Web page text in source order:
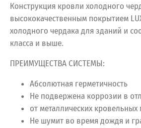
Конструкция кровли холодного
высококачественным покрытием
холодного чердака для зданий и
класса и выше.
ПРЕИМУЩЕСТВА СИСТЕМЫ:
Абсолютная герметичность
Не подвержена коррозии в
от металлических
Не шумит во время дождя и